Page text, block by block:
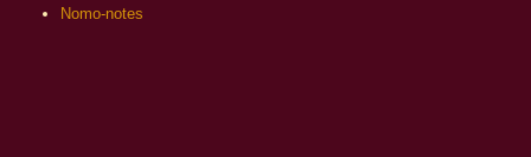
Nomo-notes